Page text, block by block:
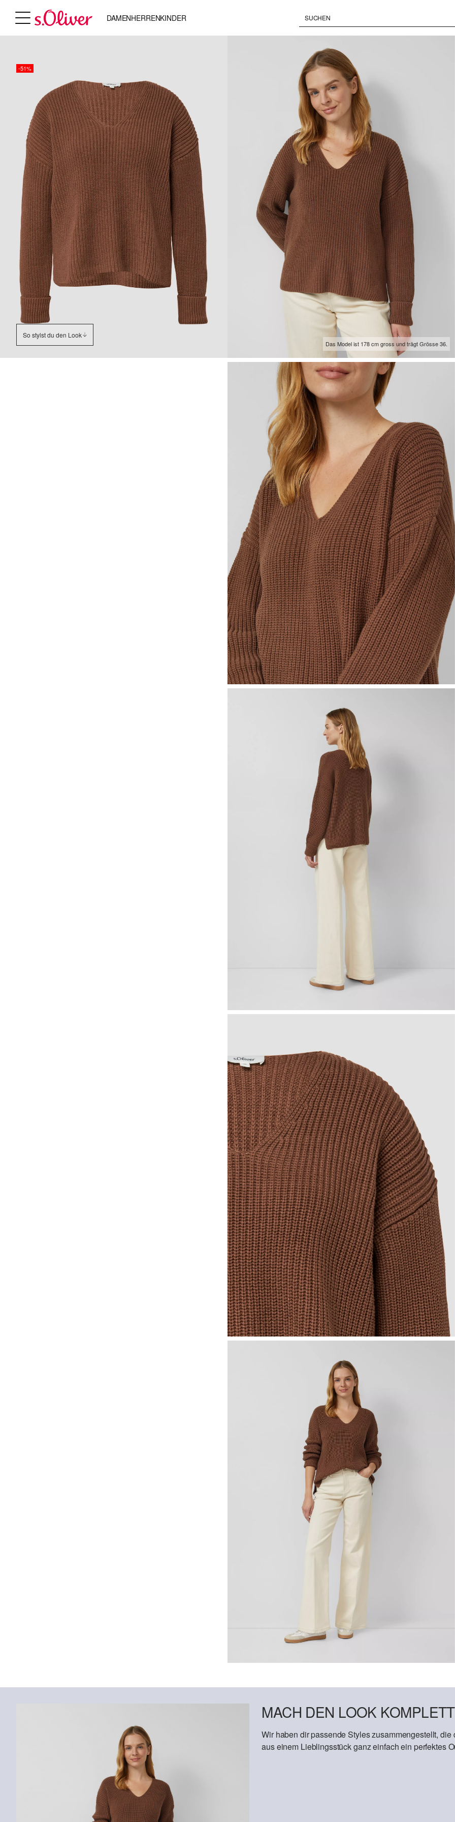
DAMENHERRENKINDER
-51%
So stylst du den Look
Das Model ist 178 cm gross und trägt Grösse 36.
MACH DEN LOOK KOMPLETT
Wir haben dir passende Styles zusammengestellt,
aus einem Lieblingsstück ganz einfach ein perfektes